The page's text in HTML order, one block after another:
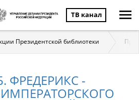
ТВ канал
Президентской библиотеки
ФРЕДЕРИКС -